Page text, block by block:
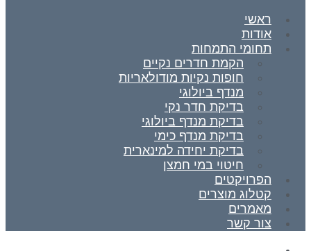
ראשי
אודות
תחומי התמחות
הקמת חדרים נקיים
חופות נקיות מודולאריות
מנדף ביולוגי
בדיקת חדר נקי
בדיקת מנדף ביולוגי
בדיקת מנדף כימי
בדיקת יחידה למינארית
חיטוי במי חמצן
הפרויקטים
קטלוג מוצרים
מאמרים
צור קשר